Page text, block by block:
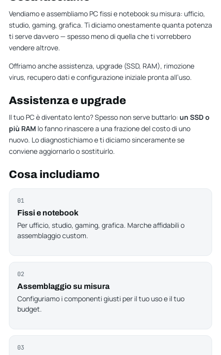
Vendiamo e assembliamo PC fissi e notebook su misura: ufficio,
studio, gaming, grafica. Ti diciamo onestamente quanta potenza
ti serve davvero — spesso meno di quella che ti vorrebbero
vendere altrove.
Offriamo anche assistenza, upgrade (SSD, RAM), rimozione
virus, recupero dati e configurazione iniziale pronta all’uso.
Assistenza e upgrade
Il tuo PC è diventato lento? Spesso non serve buttarlo: un SSD o
più RAM lo fanno rinascere a una frazione del costo di uno
nuovo. Lo diagnostichiamo e ti diciamo sinceramente se
conviene aggiornarlo o sostituirlo.
Cosa includiamo
01
Fissi e notebook
Per ufficio, studio, gaming, grafica. Marche affidabili o
assemblaggio custom.
02
Assemblaggio su misura
Configuriamo i componenti giusti per il tuo uso e il tuo
budget.
03